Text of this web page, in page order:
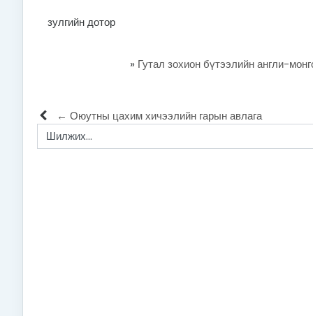
зулгийн дотор
» Гутал зохион бүтээлийн англи-
← Оюутны цахим хичээлийн гарын авлага
Шилжих...